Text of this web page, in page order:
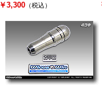
￥3,300（税込）